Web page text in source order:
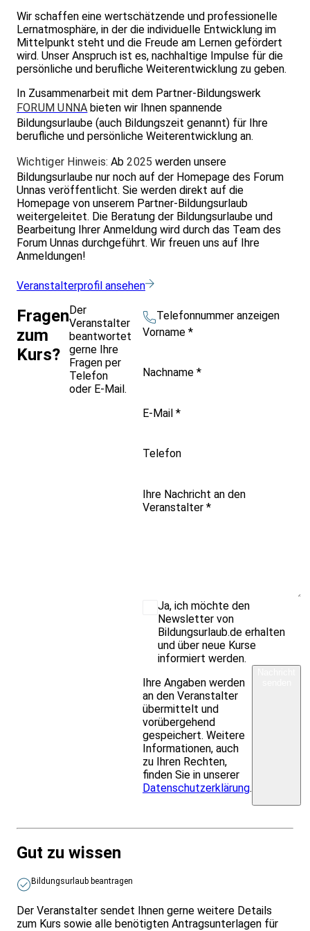
Wir schaffen eine wertschätzende und professionelle
Lernatmosphäre, in der die individuelle Entwicklung im
Mittelpunkt steht und die Freude am Lernen gefördert
wird. Unser Anspruch ist es, nachhaltige Impulse für die
persönliche und berufliche Weiterentwicklung zu geben.
In Zusammenarbeit mit dem Partner-Bildungswerk
FORUM UNNA bieten wir Ihnen spannende
Bildungsurlaube (auch Bildungszeit genannt) für Ihre
berufliche und persönliche Weiterentwicklung an.
Wichtiger Hinweis: Ab2025 werden unsere
Bildungsurlaube nur noch auf der Homepage des Forum
Unnas veröffentlicht. Sie werden direkt auf die
Homepage von unserem Partner-Bildungsurlaub
weitergeleitet. Die Beratung der Bildungsurlaube und
Bearbeitung Ihrer Anmeldung wird durch das Team des
Forum Unnas durchgeführt. Wir freuen uns auf Ihre
Anmeldungen!
Veranstalterprofil ansehen
Fragen
zum
Kurs?
Der
Veranstalter
beantwortet
gerne Ihre
Fragen per
Telefon
oder E-Mail.
Telefonnummer anzeigen
Vorname *
Nachname *
E-Mail *
Telefon
Ihre Nachricht an den
Veranstalter *
Ja, ich möchte den
Newsletter von
Bildungsurlaub.de erhalten
und über neue Kurse
informiert werden.
Ihre Angaben werden
an den Veranstalter
übermittelt und
vorübergehend
gespeichert. Weitere
Informationen, auch
zu Ihren Rechten,
finden Sie in unserer
Datenschutzerklärung.
Gut zu wissen
Bildungsurlaub beantragen
Der Veranstalter sendet Ihnen gerne weitere Details
zum Kurs sowie alle benötigten Antragsunterlagen für